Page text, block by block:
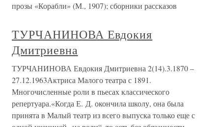
прозы «Корабли» (М., 1907); сборники рассказов
ТУРЧАНИНОВА Евдокия
Дмитриевна
ТУРЧАНИНОВА Евдокия Дмитриевна 2(14).3.1870 –
27.12.1963Актриса Малого театра с 1891.
Многочисленные роли в пьесах классического
репертуара.«Когда Е. Д. окончила школу, она была
принята в Малый театр из всего выпуска только еще с